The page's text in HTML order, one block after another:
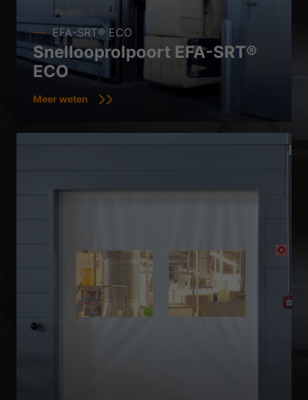
EFA-SRT® ECO
Snellooprolpoort EFA-SRT®
ECO
Meer weten